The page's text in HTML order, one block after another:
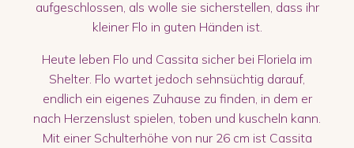
aufgeschlossen, als wolle sie sicherstellen, dass ihr
kleiner Flo in guten Händen ist.
Heute leben Flo und Cassita sicher bei Floriela im
Shelter. Flo wartet jedoch sehnsüchtig darauf,
endlich ein eigenes Zuhause zu finden, in dem er
nach Herzenslust spielen, toben und kuscheln kann.
Mit einer Schulterhöhe von nur 26 cm ist Cassita